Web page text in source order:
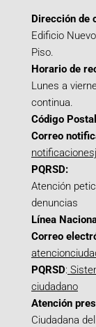
Dirección de
Edificio
Piso.
Horario de
Lunes a
continua.
Código
Correo
PQRSD:
Atención
denuncias
Línea
Correo
PQRSD:
ciudadano
Atención
Ciudadana